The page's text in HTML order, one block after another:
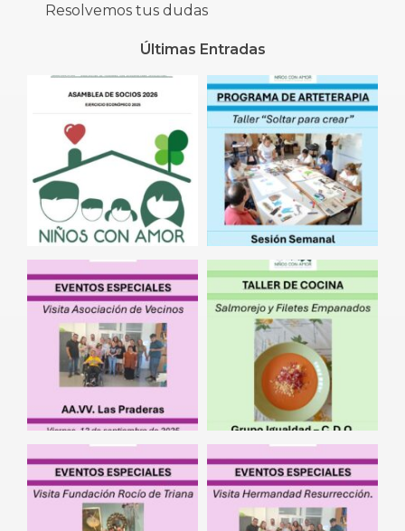
Resolvemos tus dudas
Últimas Entradas